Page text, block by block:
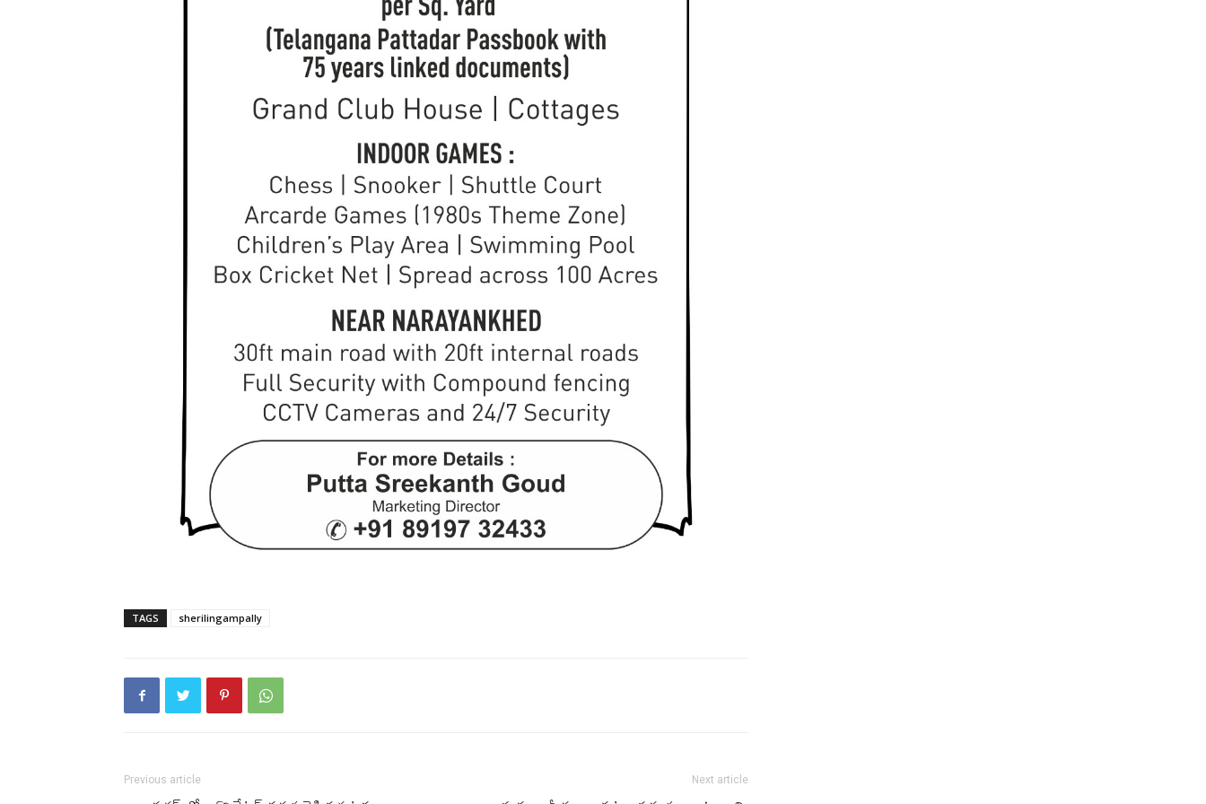
TAGS sherilingampally
Previous article Next article